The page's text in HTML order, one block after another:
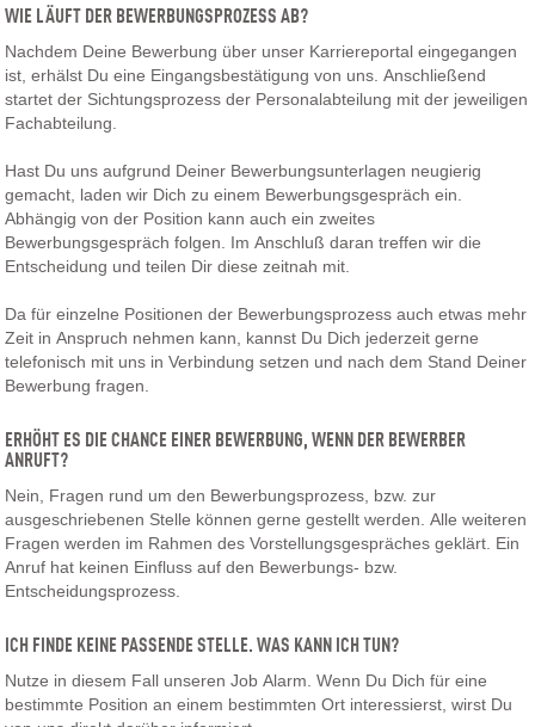
WIE LÄUFT DER BEWERBUNGSPROZESS AB?
Nachdem Deine Bewerbung über unser Karriereportal eingegangen
ist, erhälst Du eine Eingangsbestätigung von uns. Anschließend
startet der Sichtungsprozess der Personalabteilung mit der jeweiligen
Fachabteilung.
Hast Du uns aufgrund Deiner Bewerbungsunterlagen neugierig
gemacht, laden wir Dich zu einem Bewerbungsgespräch ein.
Abhängig von der Position kann auch ein zweites
Bewerbungsgespräch folgen. Im Anschluß daran treffen wir die
Entscheidung und teilen Dir diese zeitnah mit.
Da für einzelne Positionen der Bewerbungsprozess auch etwas mehr
Zeit in Anspruch nehmen kann, kannst Du Dich jederzeit gerne
telefonisch mit uns in Verbindung setzen und nach dem Stand Deiner
Bewerbung fragen.
ERHÖHT ES DIE CHANCE EINER BEWERBUNG, WENN DER BEWERBER
ANRUFT?
Nein, Fragen rund um den Bewerbungsprozess, bzw. zur
ausgeschriebenen Stelle können gerne gestellt werden. Alle weiteren
Fragen werden im Rahmen des Vorstellungsgespräches geklärt. Ein
Anruf hat keinen Einfluss auf den Bewerbungs- bzw.
Entscheidungsprozess.
ICH FINDE KEINE PASSENDE STELLE. WAS KANN ICH TUN?
Nutze in diesem Fall unseren Job Alarm. Wenn Du Dich für eine
bestimmte Position an einem bestimmten Ort interessierst, wirst Du